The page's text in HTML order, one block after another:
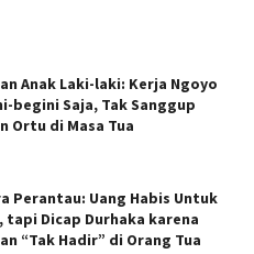
Anak Laki-laki: Kerja Ngoyo
begini Saja, Tak Sanggup
Ortu di Masa Tua
Perantau: Uang Habis Untuk
tapi Dicap Durhaka karena
“Tak Hadir” di Orang Tua